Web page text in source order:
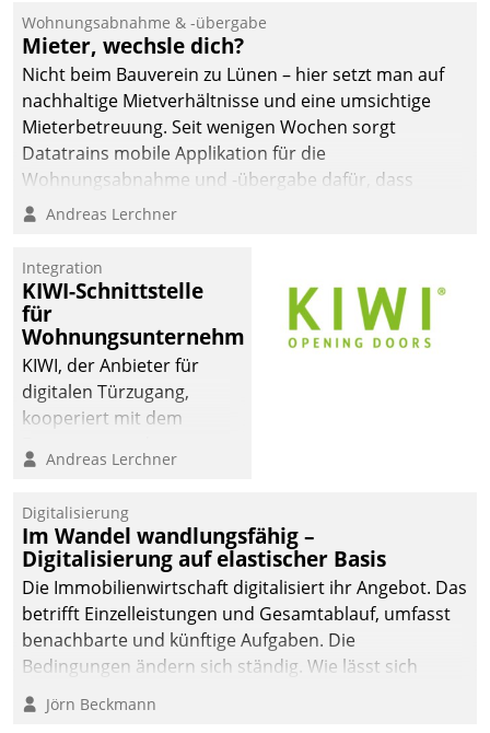
Ressort Kapitalanlage für
künftige Aufgaben und
Herausforderungen
gerüstet.
Wohnungsabnahme & -übergabe
Mieter, wechsle dich?
Nicht beim Bauverein zu Lünen – hier setzt man auf
nachhaltige Mietverhältnisse und eine umsichtige
Mieterbetreuung. Seit wenigen Wochen sorgt
Datatrains mobile Applikation für die
Wohnungsabnahme und -übergabe dafür, dass
Mieter wohlgeordnet kommen und, so es sein muss,
Andreas Lerchner
Integration
KIWI-Schnittstelle
für
Wohnungsunternehmen
KIWI, der Anbieter für
digitalen Türzugang,
kooperiert mit dem
Softwareentwicklungshaus
Andreas Lerchner
Digitalisierung
Im Wandel wandlungsfähig –
Digitalisierung auf elastischer Basis
Die Immobilienwirtschaft digitalisiert ihr Angebot. Das
betrifft Einzelleistungen und Gesamtablauf, umfasst
benachbarte und künftige Aufgaben. Die
Bedingungen ändern sich ständig. Wie lässt sich
technisch die Kontrolle wahren und zugleich Freiraum
fürs Wachsen öffnen?
Jörn Beckmann